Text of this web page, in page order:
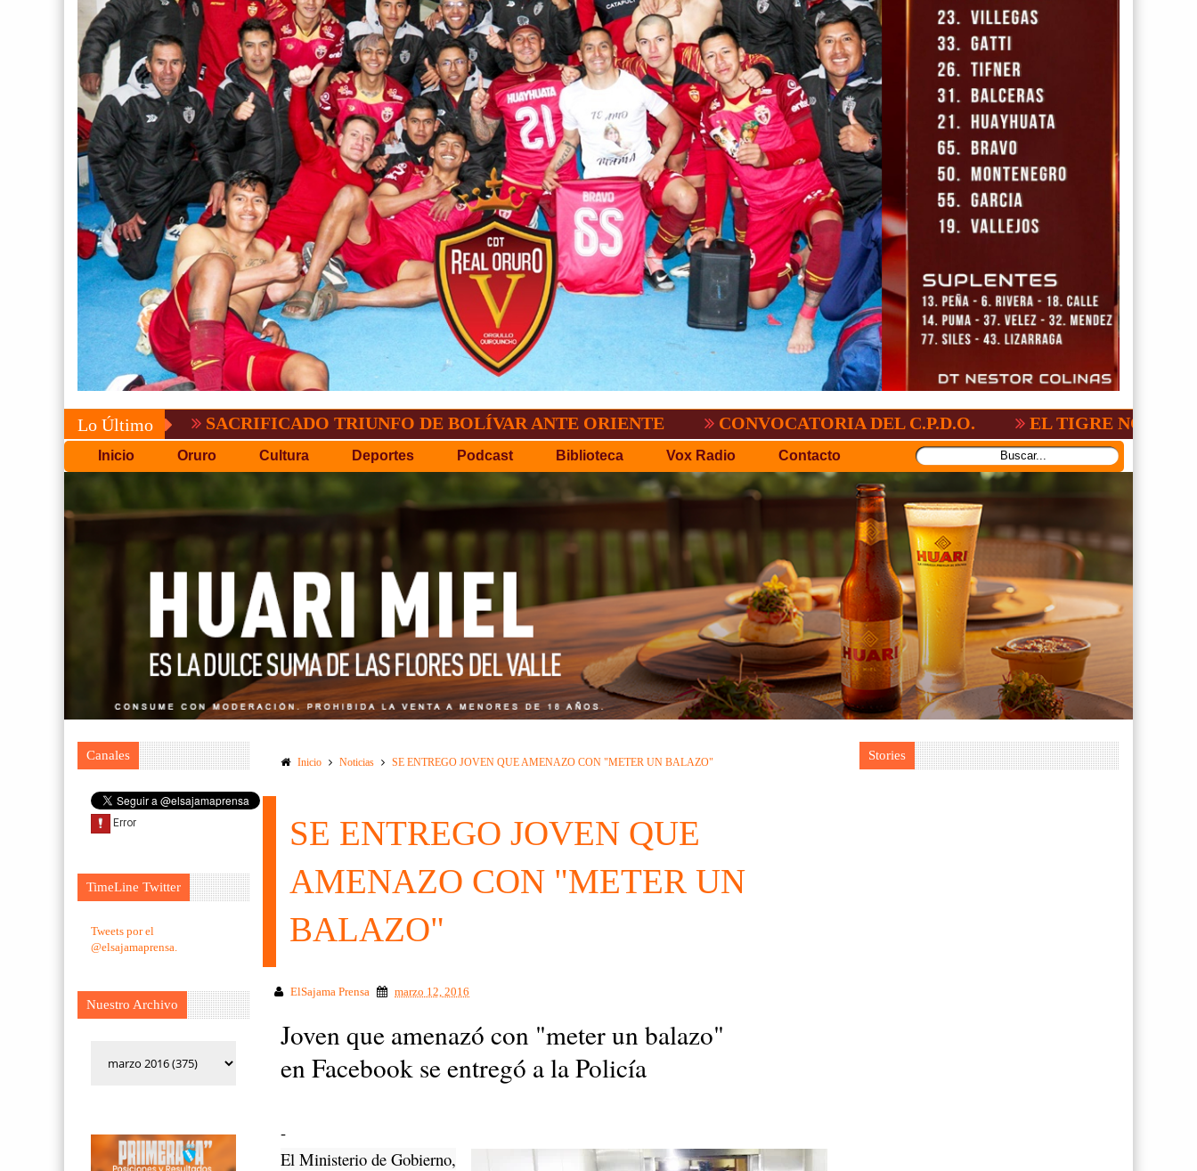
Lo ÚltimoSACRIFICADO TRIUNFO DE BOLÍVAR ANTE ORIENTE CONVOCATORIA DEL C.P.D.O. EL TIGRE NO PERDONO A
Inicio Oruro Cultura Deportes Podcast Biblioteca Vox Radio Contacto
Canales
TimeLine Twitter
Tweets por el
@elsajamaprensa.
Nuestro Archivo
Inicio Noticias SE ENTREGO JOVEN QUE AMENAZO CON "METER UN BALAZO"
SE ENTREGO JOVEN QUE
AMENAZO CON "METER UN
BALAZO"
ElSajama Prensa marzo 12, 2016
Joven que amenazó con "meter un balazo"
en Facebook se entregó a la Policía
-
El Ministerio de Gobierno,
Stories